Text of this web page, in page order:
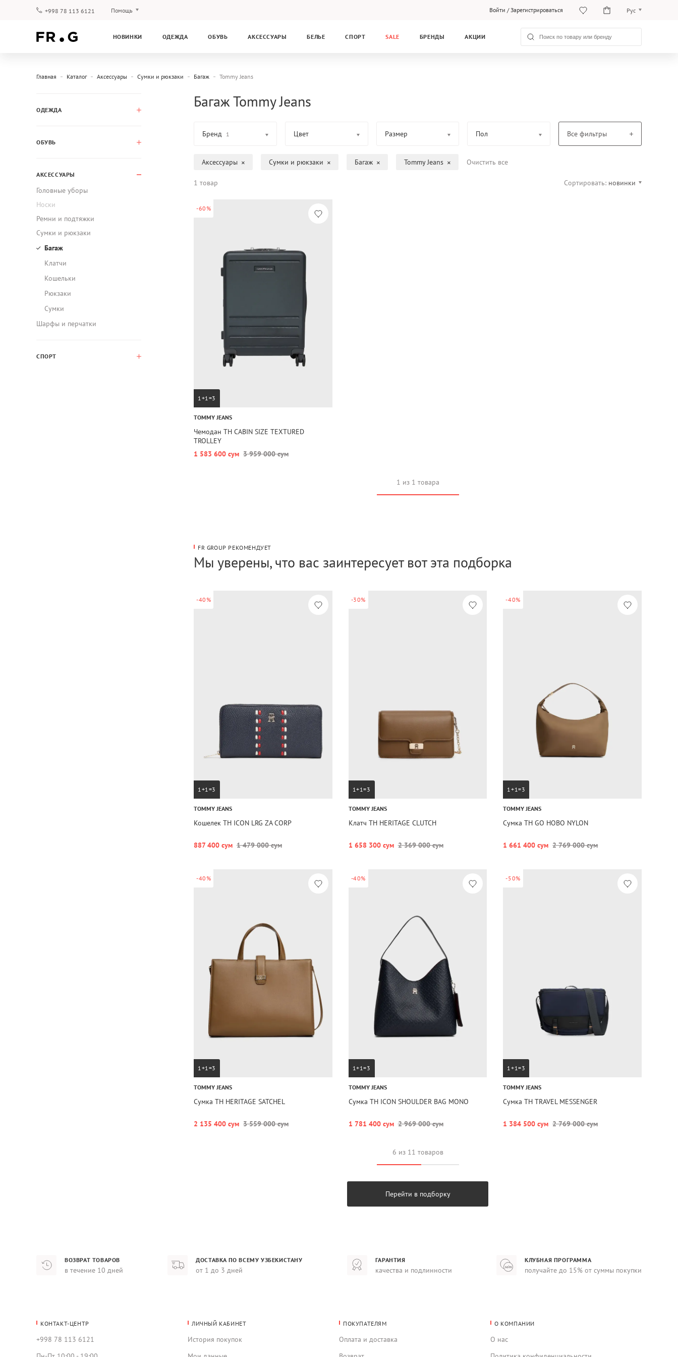
+998 78 113 6121 Помощь Войти /Зарегистрироваться Рус
Рус
НОВИНКИ ОДЕЖДА ОБУВЬ АКСЕССУАРЫ БЕЛЬЕ СПОРТ SALE БРЕНДЫ АКЦИИ
Главная Каталог Аксессуары Сумки и рюкзаки Багаж Tommy Jeans
ОДЕЖДА
ОБУВЬ
АКСЕССУАРЫ
Головные уборы
Носки
Ремни и подтяжки
Сумки и рюкзаки
Багаж
Клатчи
Кошельки
Рюкзаки
Сумки
Шарфы и перчатки
СПОРТ
Багаж Tommy Jeans
Бренд 1 Цвет Размер Пол Все фильтры
Аксессуары Сумки и рюкзаки Багаж Tommy Jeans Очистить все
1 товар Сортировать: новинки
-60%
1+1=3
TOMMY JEANS
Чемодан TH CABIN SIZE TEXTURED
TROLLEY
1 583 600 сум 3 959 000 сум
1 из 1 товара
FR GROUP РЕКОМЕНДУЕТ
Мы уверены, что вас заинтересует вот эта подборка
-40%
1+1=3
TOMMY JEANS
Кошелек TH ICON LRG ZA CORP
887 400 сум 1 479 000 сум
-30%
1+1=3
TOMMY JEANS
Клатч TH HERITAGE CLUTCH
1 658 300 сум 2 369 000 сум
-40%
1+1=3
TOMMY JEANS
Сумка TH GO HOBO NYLON
1 661 400 сум 2 769 000 сум
-40%
1+1=3
TOMMY JEANS
Сумка TH HERITAGE SATCHEL
2 135 400 сум 3 559 000 сум
-40%
1+1=3
TOMMY JEANS
Сумка TH ICON SHOULDER BAG MONO
1 781 400 сум 2 969 000 сум
-50%
1+1=3
TOMMY JEANS
Сумка TH TRAVEL MESSENGER
1 384 500 сум 2 769 000 сум
6 из 11 товаров
Перейти в подборку
ВОЗВРАТ ТОВАРОВ
в течение 10 дней
ДОСТАВКА ПО ВСЕМУ УЗБЕКИСТАНУ
от 1 до 3 дней
ГАРАНТИЯ
качества и подлинности
КЛУБНАЯ ПРОГРАММА
получайте до 15% от суммы покупки
КОНТАКТ-ЦЕНТР
+998 78 113 6121
ЛИЧНЫЙ КАБИНЕТ
История покупок
ПОКУПАТЕЛЯМ
Оплата и доставка
О КОМПАНИИ
О нас